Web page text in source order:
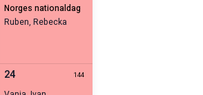
norges nationaldag
Ruben,Rebecka
24 144